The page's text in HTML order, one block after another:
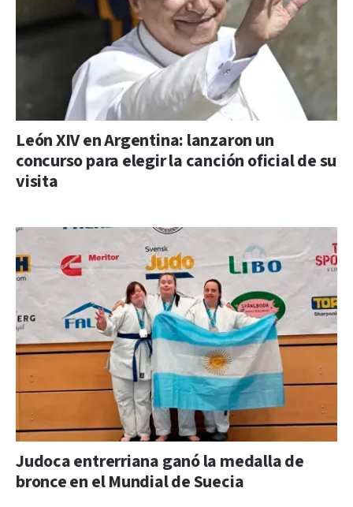
León XIV en Argentina: lanzaron un
concurso para elegir la canción oficial de su
visita
Judoca entrerriana ganó la medalla de
bronce en el Mundial de Suecia